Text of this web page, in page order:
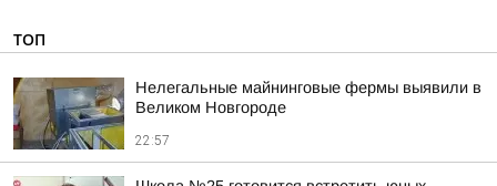
ТОП
Нелегальные майнинговые фермы выявили в
Великом Новгороде
22:57